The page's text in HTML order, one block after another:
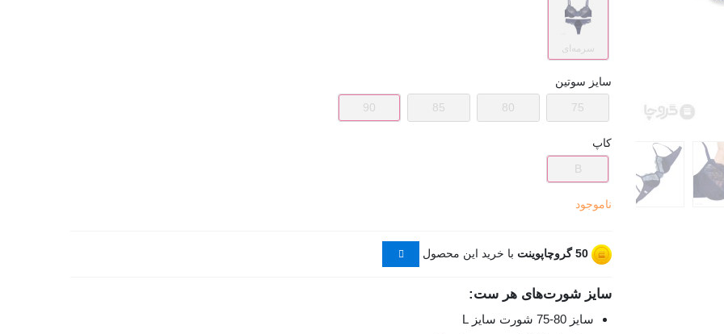
سرمه‌ای
سایز سوتین
75
80
85
90
کاپ
B
ناموجود
50گروچاپوینت با خرید این محصول
سایز شورت‌های هر ست:
سایز 80-75 شورت سایز L